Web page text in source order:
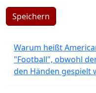
Speichern
Warum heißt
"Football", obwohl
den Händen gespielt